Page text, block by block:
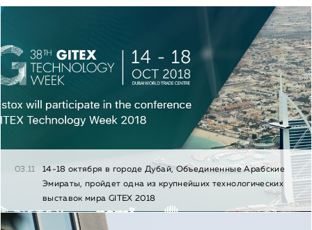
03.11
14-18 октября в городе Дубай, Объединенные Арабские
Эмираты, пройдет одна из крупнейших технологических
выставок мира GITEX 2018